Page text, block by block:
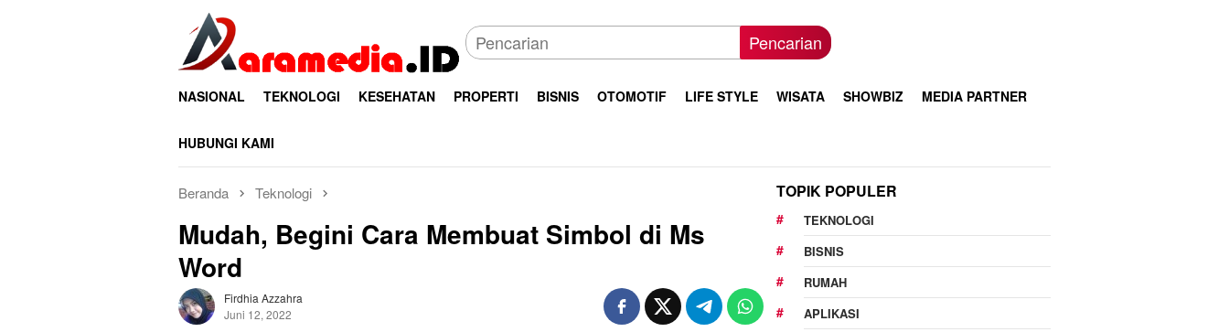
Pencarian
NASIONAL TEKNOLOGI KESEHATAN PROPERTI BISNIS OTOMOTIF LIFE STYLE WISATA SHOWBIZ MEDIA PARTNER
HUBUNGI KAMI
Beranda Teknologi
Mudah, Begini Cara Membuat Simbol di Ms
Word
Firdhia Azzahra
Juni 12, 2022
TOPIK POPULER
TEKNOLOGI
BISNIS
RUMAH
APLIKASI